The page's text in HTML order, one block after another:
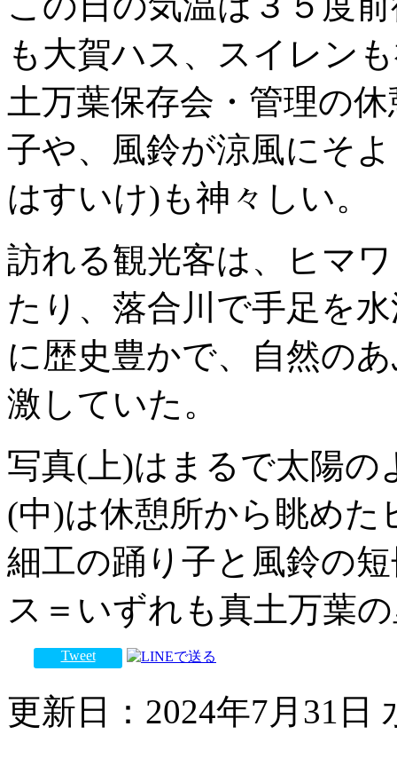
も大賀ハス、スイレン
土万葉保存会・管理の
子や、風鈴が涼風にそ
はすいけ)も神々しい。
訪れる観光客は、ヒマ
たり、落合川で手足を
に歴史豊かで、自然の
激していた。
写真(上)はまるで太陽
(中)は休憩所から眺めた
細工の踊り子と風鈴の
ス＝いずれも真土万葉
Tweet
更新日：2024年7月31日